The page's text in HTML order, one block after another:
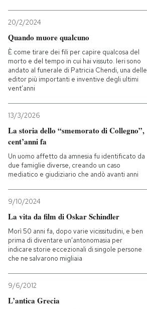
20/2/2024
Quando muore qualcuno
È come tirare dei fili per capire qualcosa del
morto e del tempo in cui hai vissuto. Ieri sono
andato al funerale di Patricia Chendi, una delle
editor più importanti e inventive degli ultimi
vent’anni
13/3/2026
La storia dello “smemorato di Collegno”,
cent’anni fa
Un uomo affetto da amnesia fu identificato da
due famiglie diverse, creando un caso
mediatico e giudiziario che andò avanti anni
9/10/2024
La vita da film di Oskar Schindler
Morì 50 anni fa, dopo varie vicissitudini, e ben
prima di diventare un’antonomasia per
indicare storie eccezionali di singole persone
che ne salvarono migliaia
9/6/2012
L’antica Grecia